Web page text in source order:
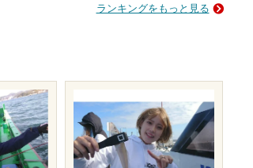
ランキングをもっと見る